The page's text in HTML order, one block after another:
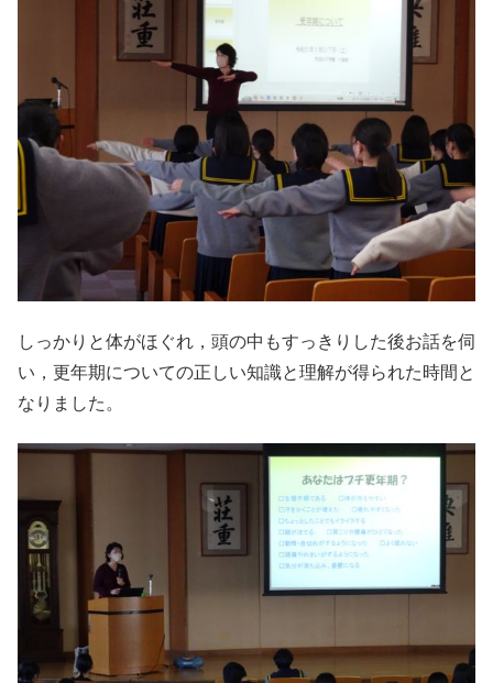
しっかりと体がほぐれ，頭の中もすっきりした後お話を伺
い，更年期についての正しい知識と理解が得られた時間と
なりました。